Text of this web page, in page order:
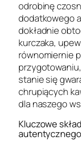
odrobinę
dodatkowego
dokładnie
kurczaka,
równomiernie
stanie się
chrupiących
dla naszego
Kluczowe